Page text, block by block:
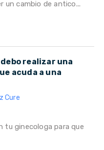
un cambio de antico...
realizar una
acuda a una
Cure
tu ginecologa para que